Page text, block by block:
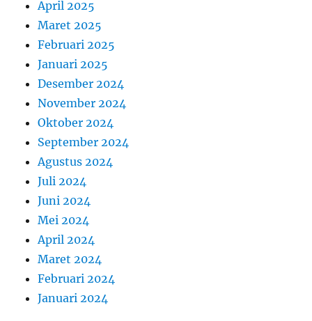
April 2025
Maret 2025
Februari 2025
Januari 2025
Desember 2024
November 2024
Oktober 2024
September 2024
Agustus 2024
Juli 2024
Juni 2024
Mei 2024
April 2024
Maret 2024
Februari 2024
Januari 2024